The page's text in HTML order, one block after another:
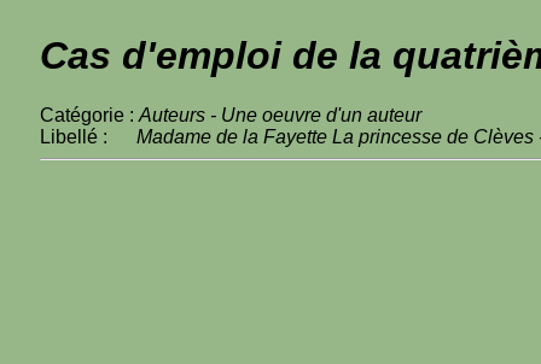
Cas d'emploi de la
Catégorie : Auteurs - Une oeuvre d'un auteur
Libellé : Madame de la Fayette La princesse de Clèves